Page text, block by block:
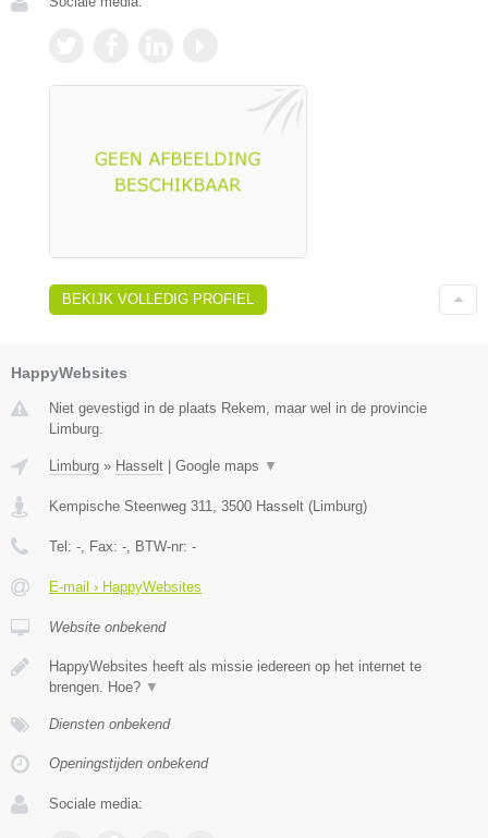
BEKIJK VOLLEDIG PROFIEL
HappyWebsites
Niet gevestigd in de plaats Rekem, maar wel in de provincie
Limburg.
Limburg » Hasselt Google maps ▼
Kempische Steenweg 311 3500 Hasselt ( Limburg)
Tel: - , Fax: - , BTW-nr: -
E-mail › HappyWebsites
Website onbekend
HappyWebsites heeft als missie iedereen op het internet te
brengen. Hoe? ▼
Diensten onbekend
Openingstijden onbekend
Sociale media: